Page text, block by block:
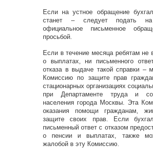
Если на устное обращение
станет – следует подать
официальное письменное
просьбой.
Если в течение месяца ребятам не
о выплатах, ни письменного
отказа в выдаче такой справки –
Комиссию по защите прав
стационарных организациях
при Департаменте труда и
населения города Москвы. Эта
оказания помощи гражданам,
защите своих прав. Если
письменный ответ с отказом
о пенсии и выплатах, также
жалобой в эту Комиссию.